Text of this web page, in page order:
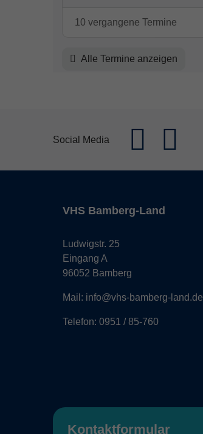
10 vergangene Termine
Alle Termine anzeigen
Social Media
VHS Bamberg-Land
Ludwigstr. 25
Eingang A
96052 Bamberg
Mail: info@vhs-bamberg-land.de
Telefon: 0951 / 85-760
Kontaktformular